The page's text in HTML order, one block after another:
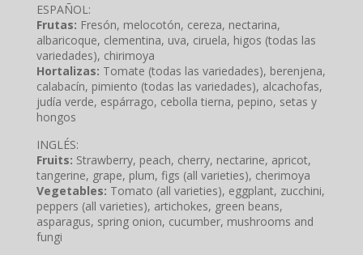
ESPAÑOL:
Frutas: Fresón, melocotón, cereza, nectarina,
albaricoque, clementina, uva, ciruela, higos (todas las
variedades), chirimoya
Hortalizas: Tomate (todas las variedades), berenjena,
calabacín, pimiento (todas las variedades), alcachofas,
judía verde, espárrago, cebolla tierna, pepino, setas y
hongos
INGLÉS:
Fruits: Strawberry, peach, cherry, nectarine, apricot,
tangerine, grape, plum, figs (all varieties), cherimoya
Vegetables: Tomato (all varieties), eggplant, zucchini,
peppers (all varieties), artichokes, green beans,
asparagus, spring onion, cucumber, mushrooms and
fungi